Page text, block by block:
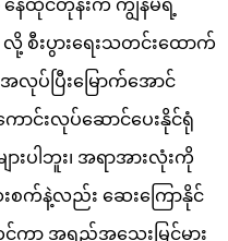
နေထိုင်တုန်းက ကျွန်မရဲ့
လို့ စီးပွားရေးသတင်းထောက်
"အလုပ်ပြီးမြောက်အောင်
ာင်းလုပ်ဆောင်ပေးနိုင်ရုံ
းပါဘူး၊ အရာအားလုံးကို
က်နဲ့လည်း ဆေးကြောနိုင်
င့်ကာ အရည်အသွေးမြင့်မား